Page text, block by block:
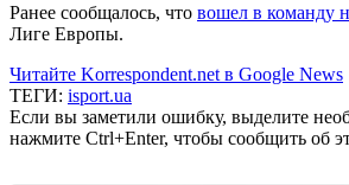
Ранее сообщалось, что вошел в команду
Лиге Европы.
Читайте Korrespondent.net в Google News
ТЕГИ: isport.ua
Если вы заметили ошибку, выделите
нажмите Ctrl+Enter, чтобы сообщить об